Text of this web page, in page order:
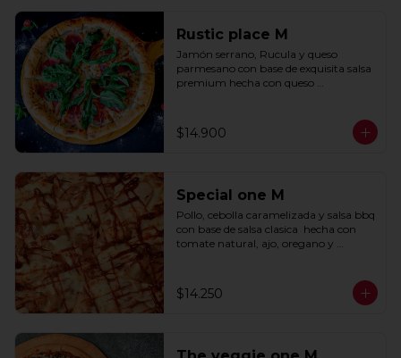
Rustic place M
Jamón serrano, Rucula y queso
parmesano con base de exquisita salsa
premium hecha con queso
$14.900
Special one M
Pollo, cebolla caramelizada y salsa bbq
con base de salsa clasica  hecha con
tomate natural, ajo, oregano y
$14.250